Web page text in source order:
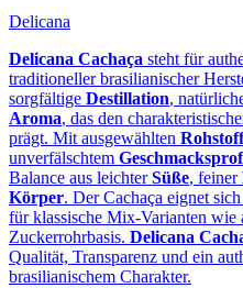
Delicana
Delicana Cachaça steht für
traditioneller brasilianischer
sorgfältige Destillation,
Aroma, das den
prägt. Mit ausgewählten
unverfälschtem
Balance aus leichterSüße, feiner
Körper. Der Cachaça eignet
für klassische Mix-Varianten wie
Zuckerrohrbasis. Delicana
Qualität, Transparenz und ein
brasilianischem Charakter.